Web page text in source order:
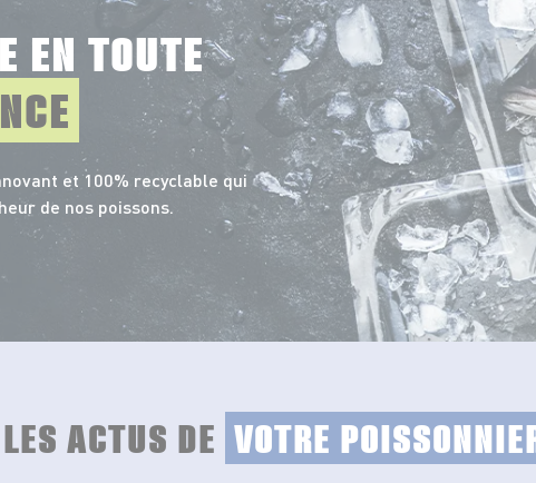
EN TOUTE
et 100% recyclable qui
de nos poissons.
LES ACTUS DE VOTRE